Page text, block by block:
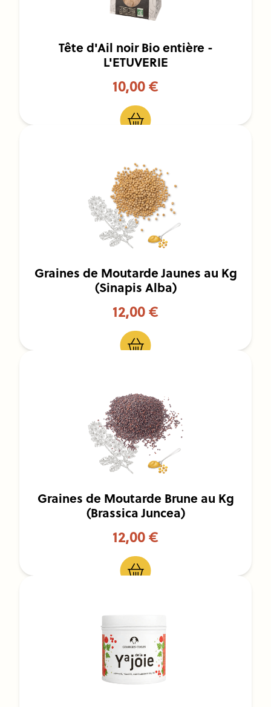
Tête d'Ail noir Bio entière -
L'ETUVERIE
10,00 €
Graines de Moutarde Jaunes au Kg
(Sinapis Alba)
12,00 €
Graines de Moutarde Brune au Kg
(Brassica Juncea)
12,00 €